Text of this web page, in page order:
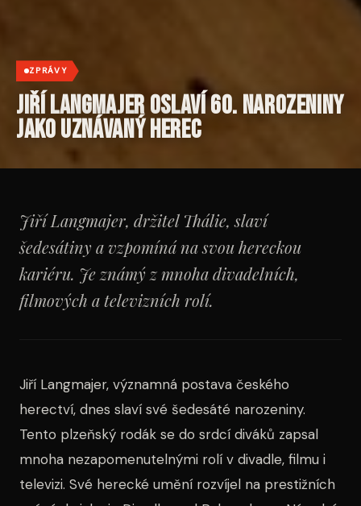
ZPRÁVY
Jiří Langmajer oslaví 60. narozeniny
jako uznávaný herec
Jiří Langmajer, držitel Thálie, slaví
šedesátiny a vzpomíná na svou hereckou
kariéru. Je známý z mnoha divadelních,
filmových a televizních rolí.
Jiří Langmajer, významná postava českého
herectví, dnes slaví své šedesáté narozeniny.
Tento plzeňský rodák se do srdcí diváků zapsal
mnoha nezapomenutelnými rolí v divadle, filmu i
televizi. Své herecké umění rozvíjel na prestižních